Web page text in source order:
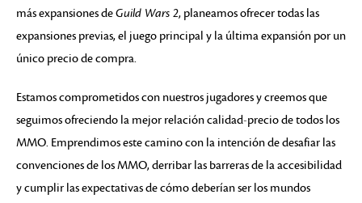
más expansiones deGuild Wars 2, planeamos ofrecer todas las
expansiones previas, el juego principal y la última expansión por un
único precio de compra.
Estamos comprometidos con nuestros jugadores y creemos que
seguimos ofreciendo la mejor relación calidad-precio de todos los
MMO. Emprendimos este camino con la intención de desafiar las
convenciones de los MMO, derribar las barreras de la accesibilidad
y cumplir las expectativas de cómo deberían ser los mundos